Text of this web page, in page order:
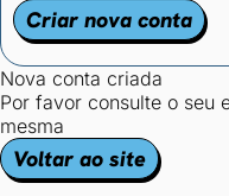
Criar nova conta
Nova conta criada
Por favor consulte o seu
mesma
Voltar ao site